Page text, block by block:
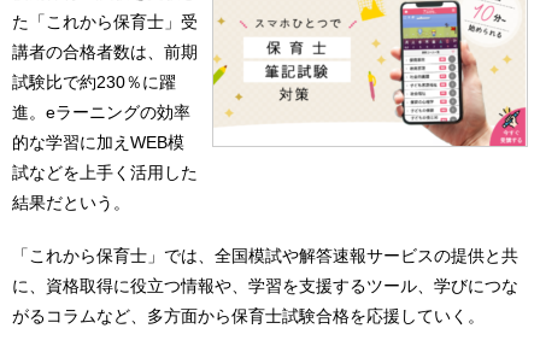
た「これから保育士」受
講者の合格者数は、前期
試験比で約230％に躍
進。eラーニングの効率
的な学習に加えWEB模
試などを上手く活用した
結果だという。
「これから保育士」では、全国模試や解答速報サービスの提供と共
に、資格取得に役立つ情報や、学習を支援するツール、学びにつな
がるコラムなど、多方面から保育士試験合格を応援していく。